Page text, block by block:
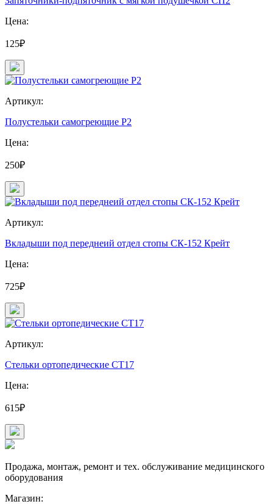
Цена:
125₽
Артикул:
Полустельки самогреющие Р2
Цена:
250₽
Артикул:
Вкладыши под переднеий отдел стопы СК-152 Крейт
Цена:
725₽
Артикул:
Стельки ортопедические СТ17
Цена:
615₽
Продажа, монтаж, ремонт и тех. обслуживание медицинского
оборудования
Магазин: